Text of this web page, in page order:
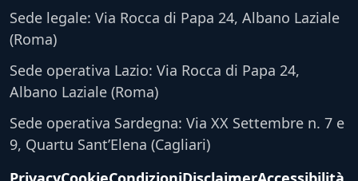
Sede legale: Via Rocca di Papa 24, Albano Laziale
(Roma)
Sede operativa Lazio: Via Rocca di Papa 24,
Albano Laziale (Roma)
Sede operativa Sardegna: Via XX Settembre n. 7 e
9, Quartu Sant’Elena (Cagliari)